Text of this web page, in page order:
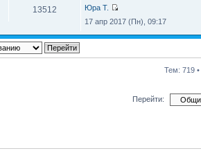
13512
Юра Т.
17 апр 2017 (Пн), 09:17
Тем: 719 •
Перейти: